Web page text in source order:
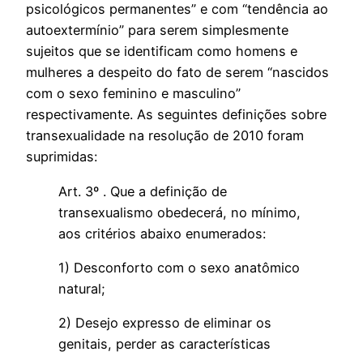
psicológicos permanentes” e com “tendência ao
autoextermínio” para serem simplesmente
sujeitos que se identificam como homens e
mulheres a despeito do fato de serem “nascidos
com o sexo feminino e masculino”
respectivamente. As seguintes definições sobre
transexualidade na resolução de 2010 foram
suprimidas:
Art. 3º . Que a definição de
transexualismo obedecerá, no mínimo,
aos critérios abaixo enumerados:
1) Desconforto com o sexo anatômico
natural;
2) Desejo expresso de eliminar os
genitais, perder as características